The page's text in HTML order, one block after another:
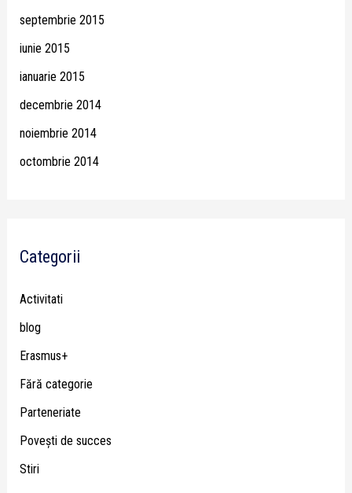
septembrie 2015
iunie 2015
ianuarie 2015
decembrie 2014
noiembrie 2014
octombrie 2014
Categorii
Activitati
blog
Erasmus+
Fără categorie
Parteneriate
Poveşti de succes
Stiri